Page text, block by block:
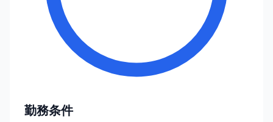
勤務条件